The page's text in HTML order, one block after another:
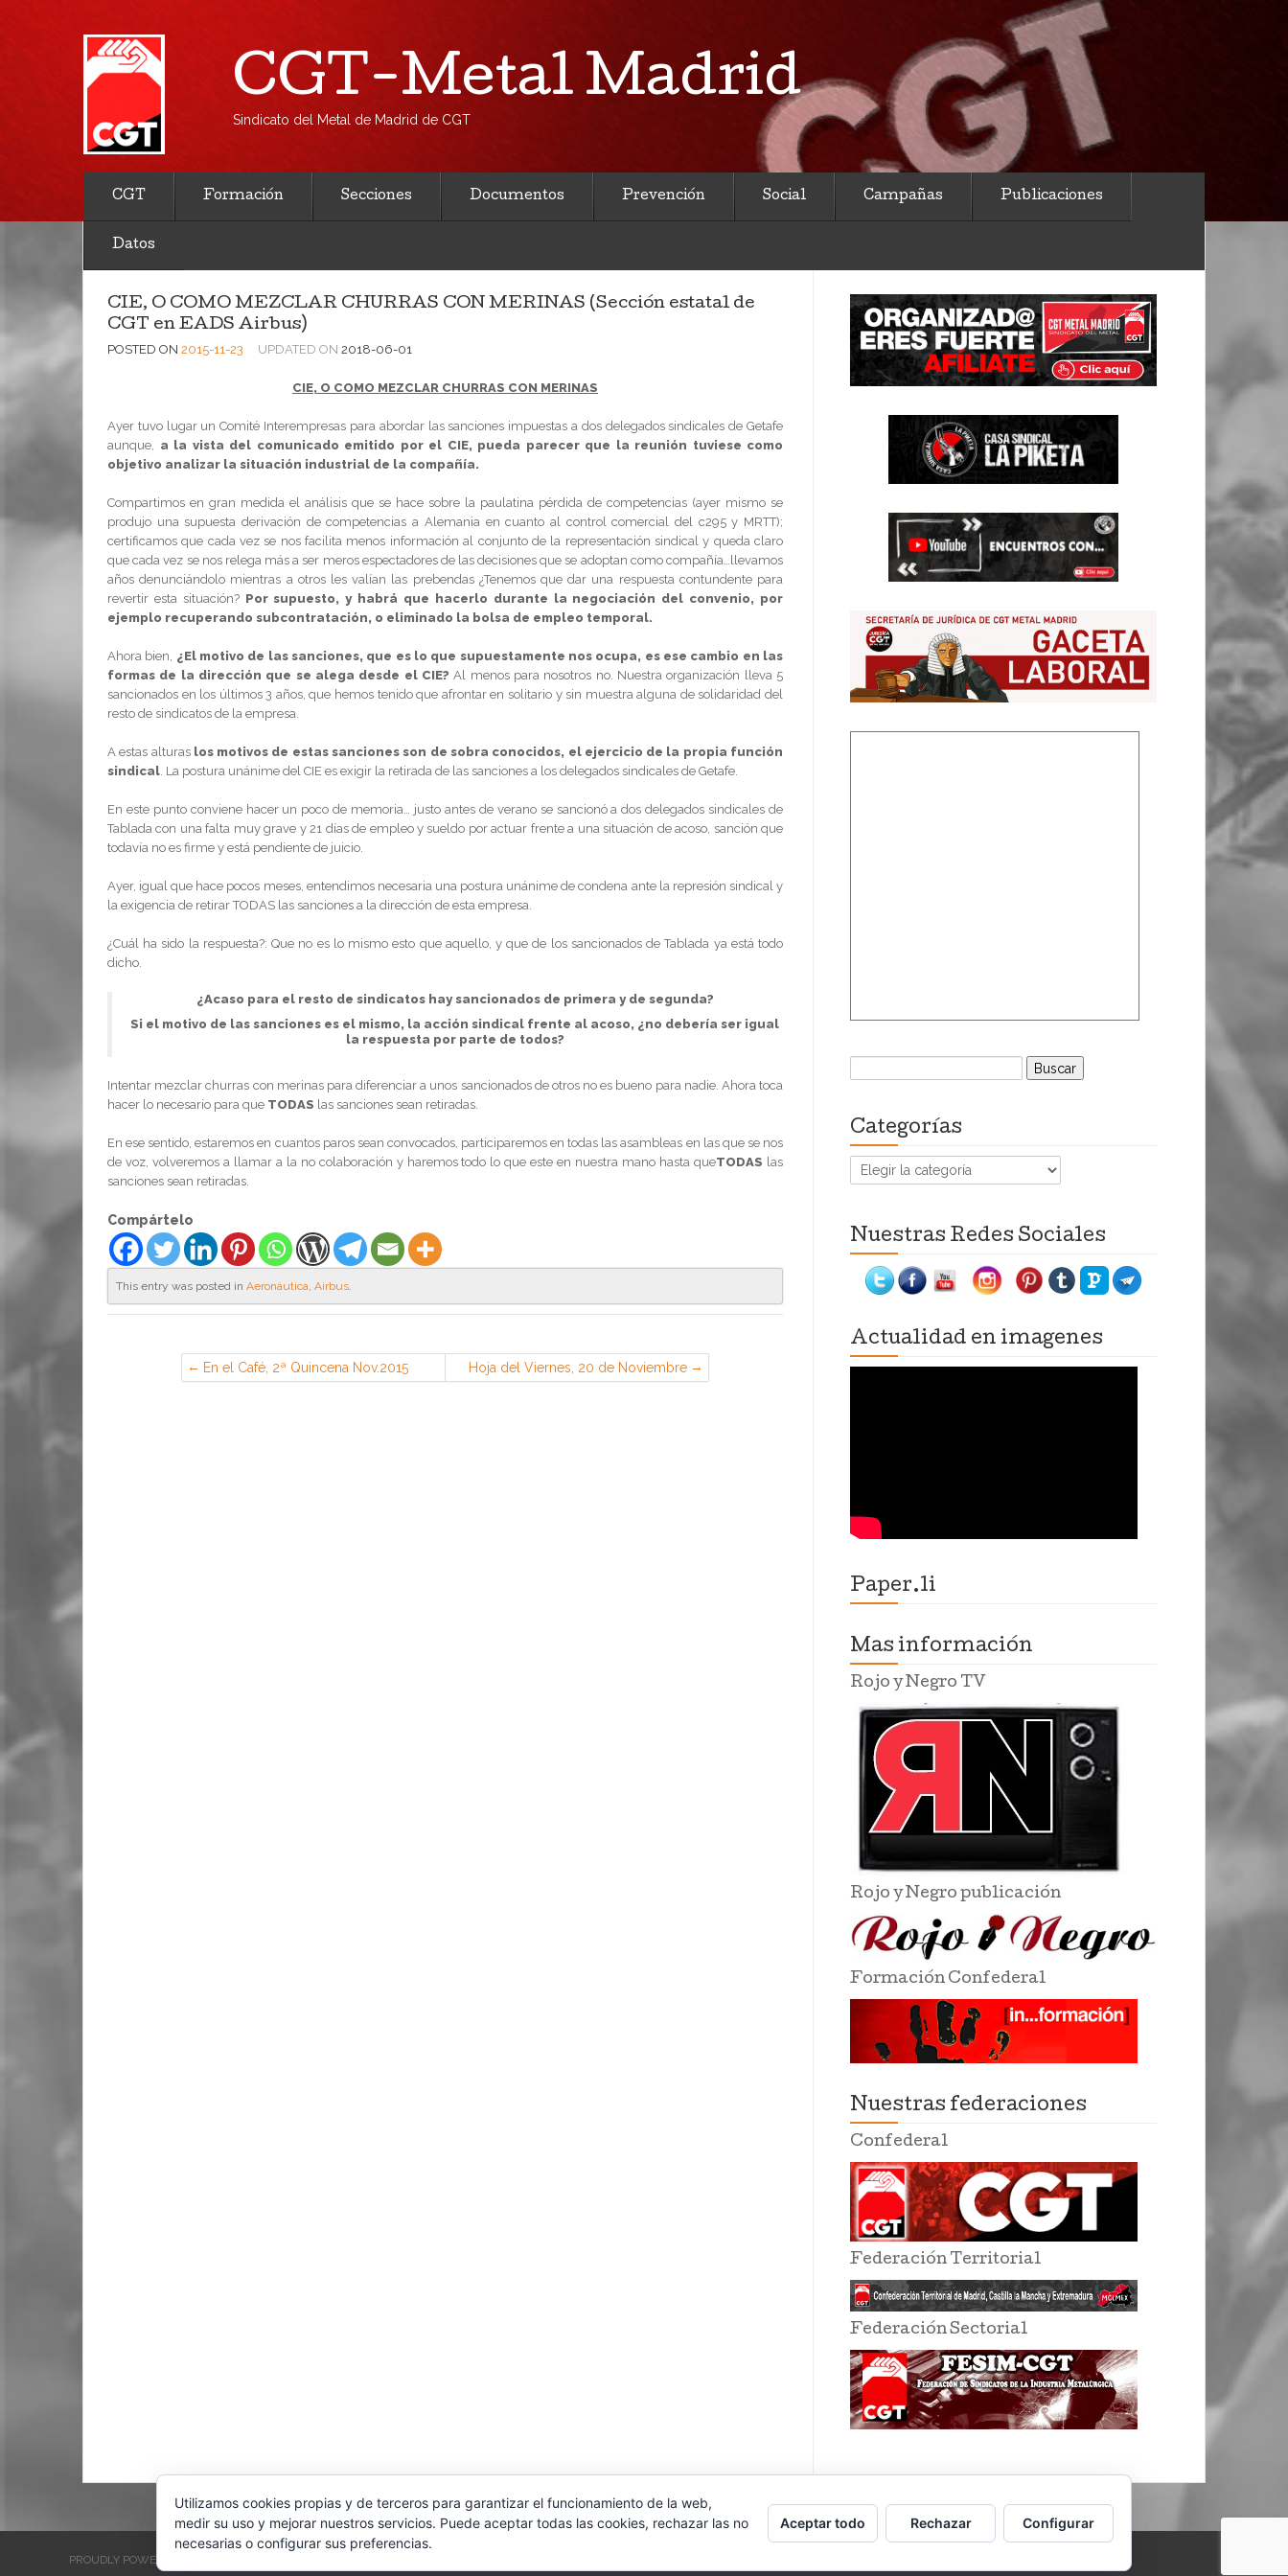
CGT-Metal Madrid
Sindicato del Metal de Madrid de CGT
CGT Formación Secciones Documentos Prevención Social Campañas Publicaciones
Datos
CIE, O COMO MEZCLAR CHURRAS CON MERINAS (Sección estatal de
POSTED ON 2015-11-23 UPDATED ON 2018-06-01
CIE, O COMO MEZCLAR CHURRAS CON MERINAS
Ayer tuvo lugar un Comité Interempresas para abordar las sanciones impuestas a dos delegados sindicales de Getafe
aunque, a la vista del comunicado emitido por el CIE, pueda parecer que la reunión tuviese como
objetivo analizar la situación industrial de la compañía.
Compartimos en gran medida el análisis que se hace sobre la paulatina pérdida de competencias (ayer mismo se
produjo una supuesta derivación de competencias a Alemania en cuanto al control comercial del c295 y MRTT);
certificamos que cada vez se nos facilita menos información al conjunto de la representación sindical y queda claro
que cada vez se nos relega más a ser meros espectadores de las decisiones que se adoptan como compañía…llevamos
años denunciándolo mientras a otros les valían las prebendas ¿Tenemos que dar una respuesta contundente para
revertir esta situación? Por supuesto, y habrá que hacerlo durante la negociación del convenio, por
ejemplo recuperando subcontratación, o eliminado la bolsa de empleo temporal.
Ahora bien, ¿El motivo de las sanciones, que es lo que supuestamente nos ocupa, es ese cambio en las
formas de la dirección que se alega desde el CIE? Al menos para nosotros no. Nuestra organización lleva 5
sancionados en los últimos 3 años, que hemos tenido que afrontar en solitario y sin muestra alguna de solidaridad del
resto de sindicatos de la empresa.
A estas alturas los motivos de estas sanciones son de sobra conocidos, el ejercicio de la propia función
sindical. La postura unánime del CIE es exigir la retirada de las sanciones a los delegados sindicales de Getafe.
En este punto conviene hacer un poco de memoria… justo antes de verano se sancionó a dos delegados sindicales de
Tablada con una falta muy grave y 21 días de empleo y sueldo por actuar frente a una situación de acoso, sanción que
todavía no es firme y está pendiente de juicio.
Ayer, igual que hace pocos meses, entendimos necesaria una postura unánime de condena ante la represión sindical y
la exigencia de retirar TODAS las sanciones a la dirección de esta empresa.
¿Cuál ha sido la respuesta?: Que no es lo mismo esto que aquello, y que de los sancionados de Tablada ya está todo
dicho.
¿Acaso para el resto de sindicatos hay sancionados de primera y de segunda?
Si el motivo de las sanciones es el mismo, la acción sindical frente al acoso, ¿no debería ser igual
la respuesta por parte de todos?
Intentar mezclar churras con merinas para diferenciar a unos sancionados de otros no es bueno para nadie. Ahora toca
hacer lo necesario para que TODAS las sanciones sean retiradas.
En ese sentido, estaremos en cuantos paros sean convocados, participaremos en todas las asambleas en las que se nos
de voz, volveremos a llamar a la no colaboración y haremos todo lo que este en nuestra mano hasta queTODAS las
sanciones sean retiradas.
Compártelo
This entry was posted in Aeronáutica, Airbus.
En el Café, 2ª Quincena Nov.2015
(CGT en Airbus, Illescas)
Hoja del Viernes, 20 de Noviembre
(CGT en EADS Airbus, Getafe)
Buscar:
Categorías
Categorías
Nuestras Redes Sociales
Actualidad en imagenes
Paper.li
Mas información
Rojo y Negro TV
Rojo y Negro publicación
Formación Confederal
Nuestras federaciones
Confederal
Federación Territorial
Federación Sectorial
PROUDLY POWERED BY WORDPRESS
Utilizamos cookies propias y de terceros para garantizar el funcionamiento de la web,
medir su uso y mejorar nuestros servicios. Puede aceptar todas las cookies, rechazar las no
necesarias o configurar sus preferencias.
Aceptar todo Rechazar Configurar